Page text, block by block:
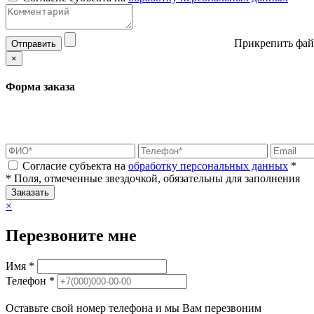
Отправить Прикрепить
×
Форма заказа
Согласие субъекта на обработку персональных данных *
* Поля, отмеченные звездочкой, обязательны для заполнения
Заказать
×
Перезвоните мне
Имя *
Телефон *
Оставьте свой номер телефона и мы Вам перезвоним